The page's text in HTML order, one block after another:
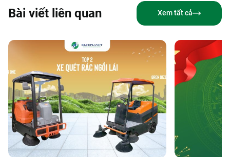
Bài viết liên quan Xem tất cả